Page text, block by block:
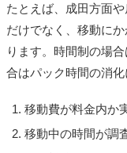
たとえば、成田方面
だけでなく、移動に
ります。時間制の場
合はパック時間の消化
移動費が料金内か
移動中の時間が調